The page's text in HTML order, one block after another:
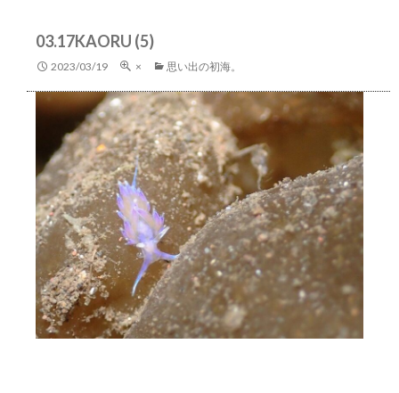
03.17KAORU (5)
2023/03/19 × 思い出の初海。